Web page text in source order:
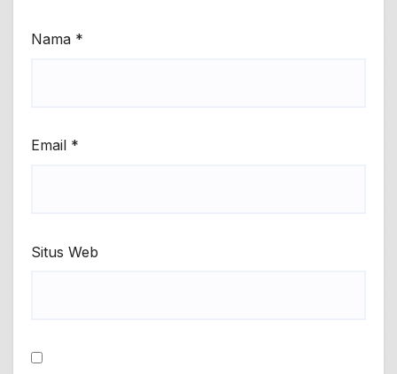
Nama *
Email *
Situs Web